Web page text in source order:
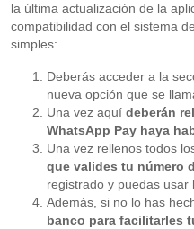
la última actualización de la
compatibilidad con el sistema
simples:
Deberás acceder a la
nueva opción que se
Una vez aquí deberán
WhatsApp Pay haya
Una vez rellenos todos
que valides tu número
registrado y puedas usar
Además, si no lo has
banco para facilitarles